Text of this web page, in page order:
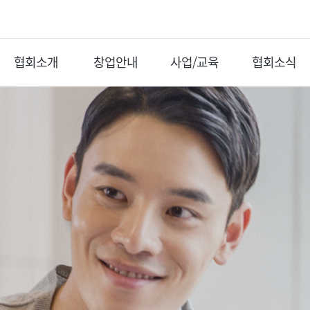
협회소개 창업안내 사업/교육 협회소식